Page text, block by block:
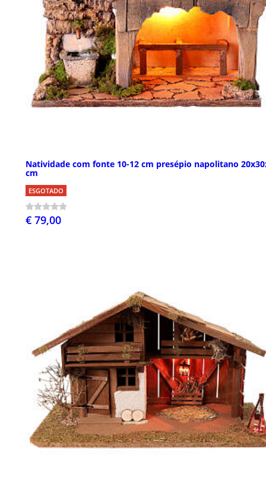
Natividade com fonte 10-12 cm presépio napolitano
cm
ESGOTADO
€ 79,00